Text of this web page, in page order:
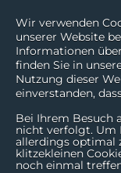
Wir verwenden
unserer Website
Informationen
finden Sie in
Nutzung dieser
einverstanden,
Bei Ihrem Besuch
nicht verfolgt. Um
allerdings optimal
klitzekleinen
noch einmal